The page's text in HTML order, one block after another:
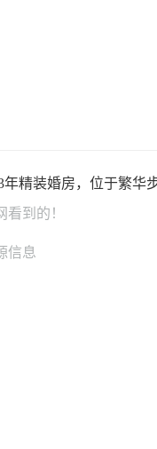
年精装婚房，位于繁华
看到的！
信息